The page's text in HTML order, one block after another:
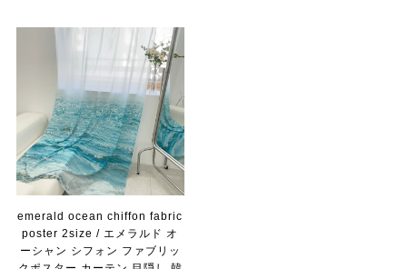
emerald ocean chiffon fabric
poster 2size / エメラルド オ
ーシャン シフォン ファブリッ